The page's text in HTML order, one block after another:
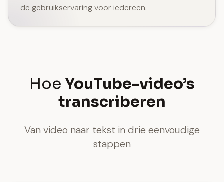
de gebruikservaring voor iedereen.
Hoe YouTube-video’s
transcriberen
Van video naar tekst in drie eenvoudige
stappen